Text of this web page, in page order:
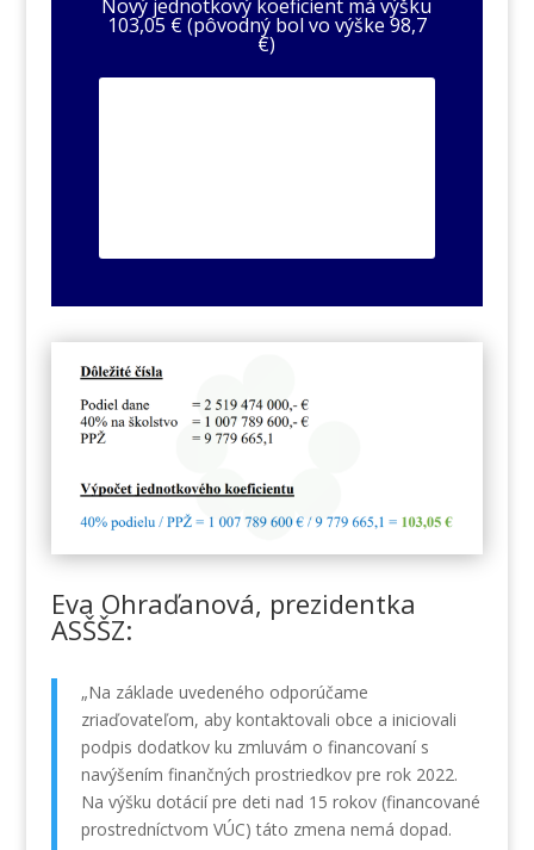
Nový jednotkový koeficient má výšku
103,05 € (pôvodný bol vo výške 98,7
€)
Eva Ohraďanová, prezidentka
ASŠŠZ:
„Na základe uvedeného odporúčame
zriaďovateľom, aby kontaktovali obce a iniciovali
podpis dodatkov ku zmluvám o financovaní s
navýšením finančných prostriedkov pre rok 2022.
Na výšku dotácií pre deti nad 15 rokov (financované
prostredníctvom VÚC) táto zmena nemá dopad.